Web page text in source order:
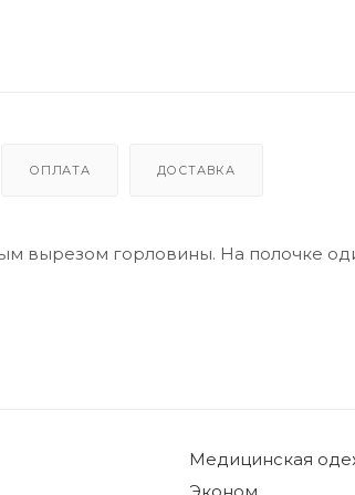
ОПЛАТА ДОСТАВКА
вырезом горловины. На полочке
Медицинская